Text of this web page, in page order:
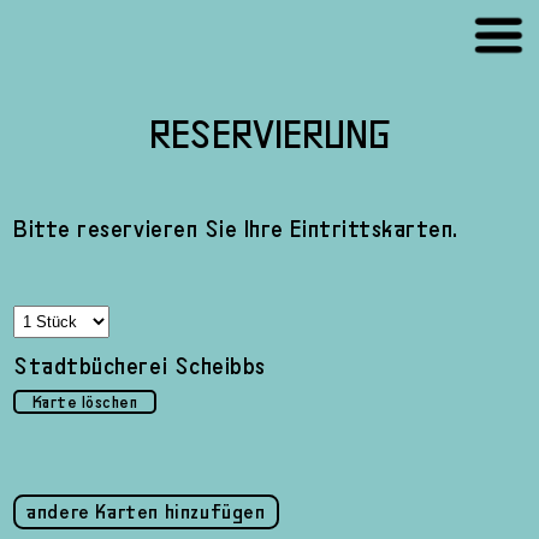
RESERVIERUNG
Bitte reservieren Sie Ihre Eintrittskarten.
Stadtbücherei Scheibbs
Karte löschen
andere Karten hinzufügen